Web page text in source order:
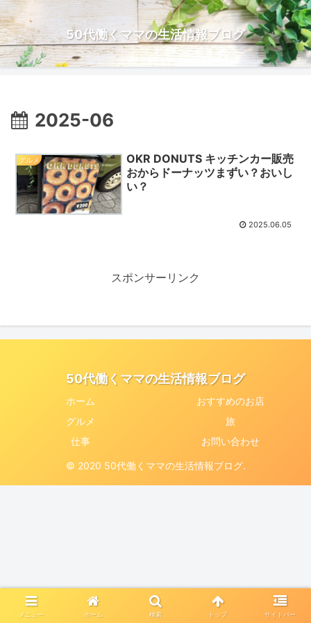
50代働くママの生活情報ブログ
2025-06
グルメ
OKR DONUTS キッチンカー販売
おからドーナッツまずい？おいし
い？
2025.06.05
スポンサーリンク
50代働くママの生活情報ブログ
ホーム
おすすめのお店
グルメ
旅
仕事
お問い合わせ
© 2020 50代働くママの生活情報ブログ.
メニュー ホーム 検索 トップ サイドバー